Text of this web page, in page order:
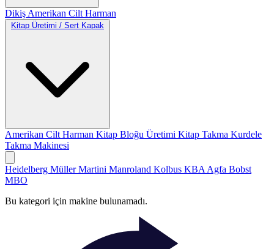
Dikiş Amerikan Cilt Harman
Kitap Üretimi / Sert Kapak
Amerikan Cilt Harman Kitap Bloğu Üretimi Kitap Takma Kurdele
Takma Makinesi
Heidelberg Müller Martini Manroland Kolbus KBA Agfa Bobst
MBO
Bu kategori için makine bulunamadı.